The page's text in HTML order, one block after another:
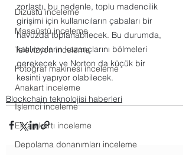
Dizüstü inceleme
Masaüstü inceleme
Televizyon inceleme
Fotoğraf makinesi inceleme
Anakart inceleme
İşlemci inceleme
Ekran kartı inceleme
Depolama donanımları inceleme
zorlaştı, bu nedenle, toplu madencilik
girişimi için kullanıcıların çabaları bir
havuzda toplanabilecek. Bu durumda,
katılımcıların kazançlarını bölmeleri
gerekecek ve Norton da küçük bir
kesinti yapıyor olabilecek.
Blockchain teknolojisi haberleri